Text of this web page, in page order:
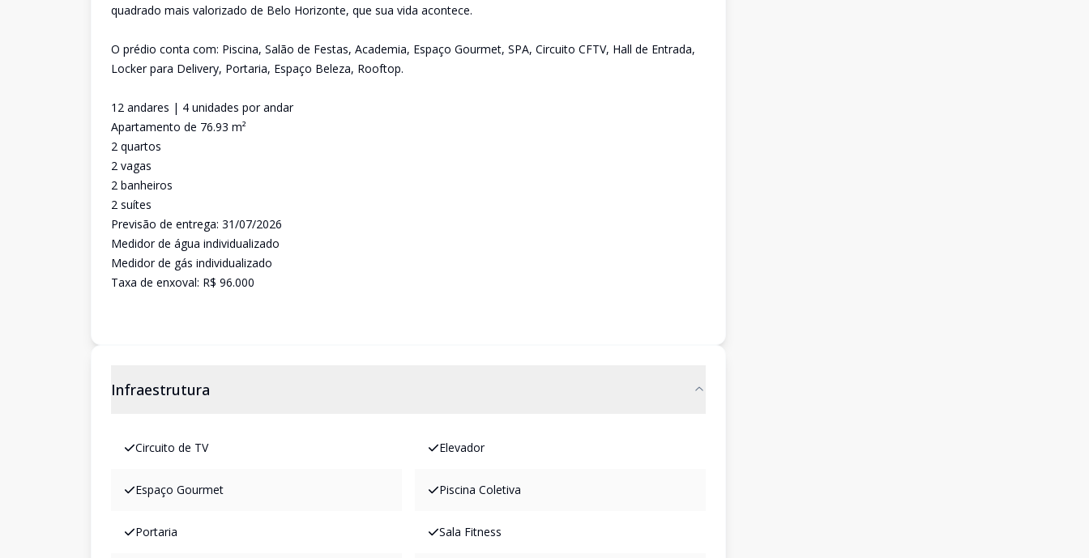
quadrado mais valorizado de Belo Horizonte, que sua vida acontece.
O prédio conta com: Piscina, Salão de Festas, Academia, Espaço Gourmet, SPA, Circuito CFTV, Hall de Entrada,
Locker para Delivery, Portaria, Espaço Beleza, Rooftop.
12 andares | 4 unidades por andar
Apartamento de 76.93 m²
2 quartos
2 vagas
2 banheiros
2 suítes
Previsão de entrega: 31/07/2026
Medidor de água individualizado
Medidor de gás individualizado
Taxa de enxoval: R$ 96.000
Infraestrutura
Circuito de TV Elevador
Espaço Gourmet Piscina Coletiva
Portaria Sala Fitness